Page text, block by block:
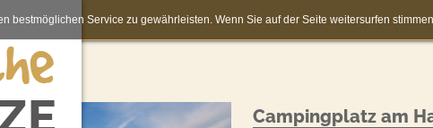
Campingplatz am
bestmöglichen Service zu gewährleisten. Wenn Sie auf der Seite weitersurfen